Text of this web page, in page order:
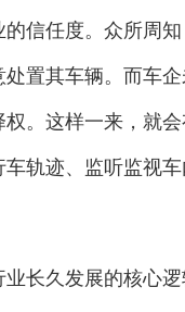
信任度。众所周
置其车辆。而车
。这样一来，就
轨迹、监听监视
久发展的核心逻